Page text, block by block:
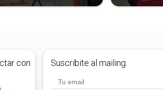
con
Suscribite al mailing.